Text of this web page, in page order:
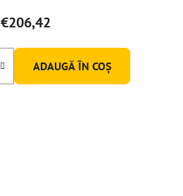
€206,42
ADAUGĂ ÎN COŞ